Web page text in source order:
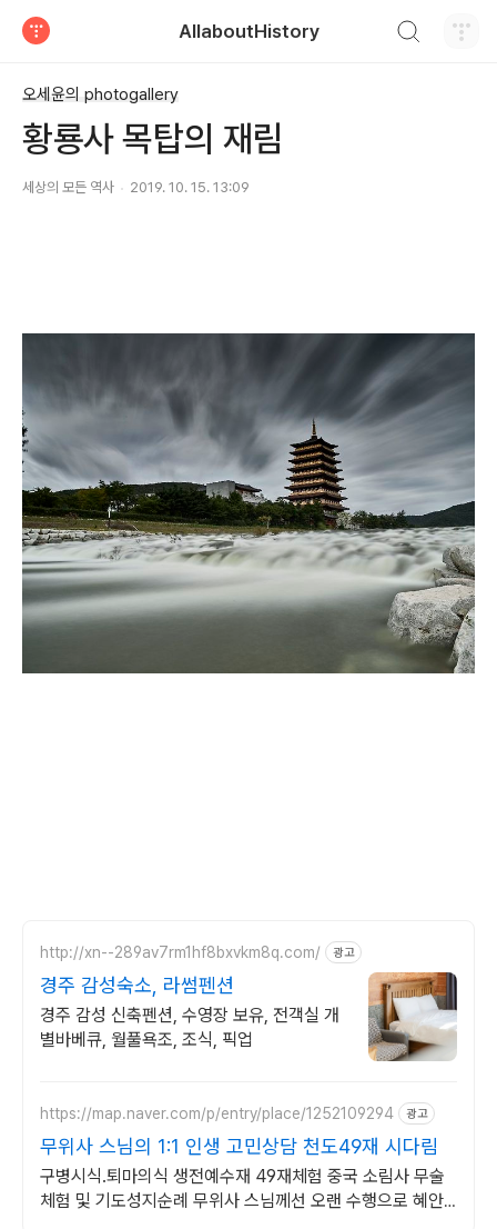
AllaboutHistory
오세윤의 photogallery
황룡사 목탑의 재림
세상의 모든 역사 2019. 10. 15. 13:09
http://xn--289av7rm1hf8bxvkm8q.com/ 광고
경주 감성숙소, 라썸펜션
경주 감성 신축펜션, 수영장 보유, 전객실 개
별바베큐, 월풀욕조, 조식, 픽업
https://map.naver.com/p/entry/place/1252109294 광고
무위사 스님의 1:1 인생 고민상담 천도49재 시다림
구병시식.퇴마의식 생전예수재 49재체험 중국 소림사 무술
체험 및 기도성지순례 무위사 스님께선 오랜 수행으로 혜안.